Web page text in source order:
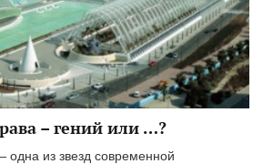
– гений или …?
одна из звезд современной